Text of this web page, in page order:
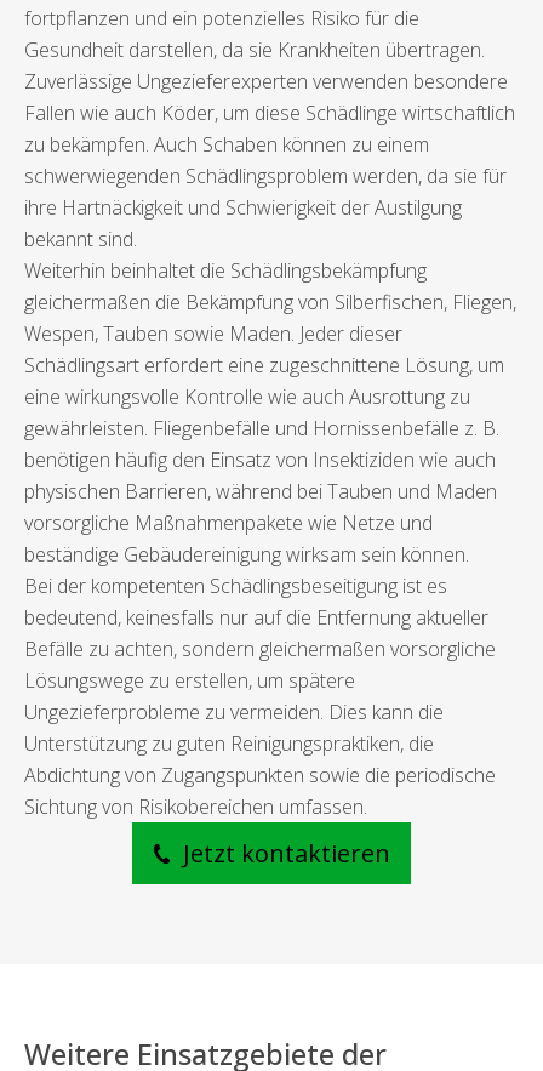
fortpflanzen und ein potenzielles Risiko für die
Gesundheit darstellen, da sie Krankheiten übertragen.
Zuverlässige Ungezieferexperten verwenden besondere
Fallen wie auch Köder, um diese Schädlinge wirtschaftlich
zu bekämpfen. Auch Schaben können zu einem
schwerwiegenden Schädlingsproblem werden, da sie für
ihre Hartnäckigkeit und Schwierigkeit der Austilgung
bekannt sind.
Weiterhin beinhaltet die Schädlingsbekämpfung
gleichermaßen die Bekämpfung von Silberfischen, Fliegen,
Wespen, Tauben sowie Maden. Jeder dieser
Schädlingsart erfordert eine zugeschnittene Lösung, um
eine wirkungsvolle Kontrolle wie auch Ausrottung zu
gewährleisten. Fliegenbefälle und Hornissenbefälle z. B.
benötigen häufig den Einsatz von Insektiziden wie auch
physischen Barrieren, während bei Tauben und Maden
vorsorgliche Maßnahmenpakete wie Netze und
beständige Gebäudereinigung wirksam sein können.
Bei der kompetenten Schädlingsbeseitigung ist es
bedeutend, keinesfalls nur auf die Entfernung aktueller
Befälle zu achten, sondern gleichermaßen vorsorgliche
Lösungswege zu erstellen, um spätere
Ungezieferprobleme zu vermeiden. Dies kann die
Unterstützung zu guten Reinigungspraktiken, die
Abdichtung von Zugangspunkten sowie die periodische
Sichtung von Risikobereichen umfassen.
Jetzt kontaktieren
Weitere Einsatzgebiete der